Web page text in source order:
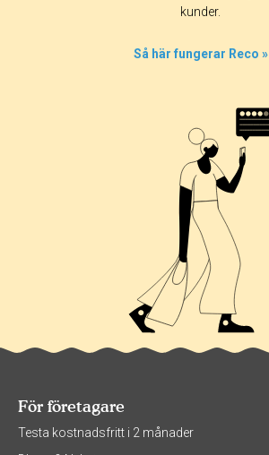
kunder.
Så här fungerar Reco »
För företagare
Testa kostnadsfritt i 2 månader